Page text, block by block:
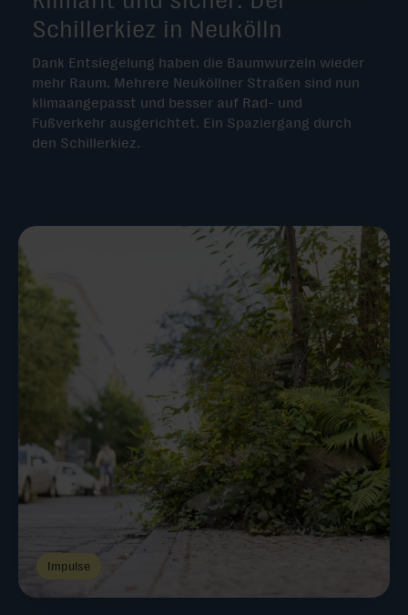
Schillerkiez in Neukölln
Dank Entsiegelung haben die Baumwurzeln wieder
mehr Raum. Mehrere Neuköllner Straßen sind nun
klimaangepasst und besser auf Rad- und
Fußverkehr ausgerichtet. Ein Spaziergang durch
den Schillerkiez.
Impulse